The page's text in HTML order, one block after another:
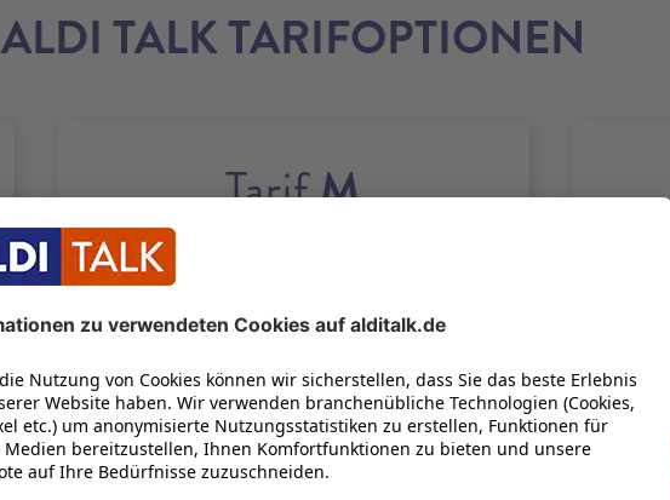
ALDI TALK TARIFOPTIONEN
TarifM
50
Bis zu100Mbit/s21
UNENDLICH OFT